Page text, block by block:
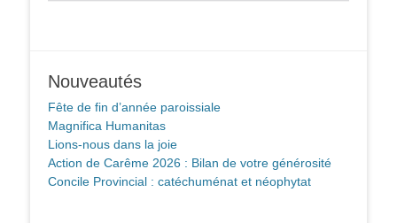
Nouveautés
Fête de fin d’année paroissiale
Magnifica Humanitas
Lions-nous dans la joie
Action de Carême 2026 : Bilan de votre générosité
Concile Provincial : catéchuménat et néophytat